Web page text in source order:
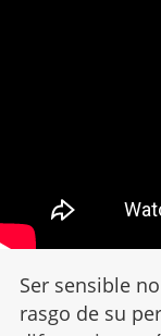
Ser sensible
rasgo de su